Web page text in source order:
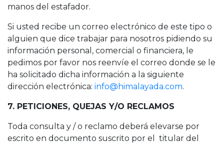
manos del estafador.
Si usted recibe un correo electrónico de este tipo o
alguien que dice trabajar para nosotros pidiendo su
información personal, comercial o financiera, le
pedimos por favor nos reenvíe el correo donde se le
ha solicitado dicha información a la siguiente
dirección electrónica: info@himalayada.com.
7. PETICIONES, QUEJAS Y/O RECLAMOS
Toda consulta y / o reclamo deberá elevarse por
escrito en documento suscrito por el titular del